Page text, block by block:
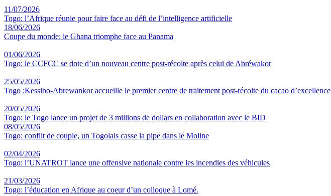
11/07/2026
Togo: l’Afrique réunie pour faire face au défi de l’intelligence artificielle
18/06/2026
Coupe du monde: le Ghana triomphe face au Panama
01/06/2026
Togo: le CCFCC se dote d’un nouveau centre post-récolte après celui de Abréwakor
25/05/2026
Togo :Kessibo-Abrewankor accueille le premier centre de traitement post-récolte du cacao d’excellence
20/05/2026
Togo: le Togo lance un projet de 3 millions de dollars en collaboration avec le BID
08/05/2026
Togo: conflit de couple, un Togolais casse la pipe dans le Moline
02/04/2026
Togo: l’UNATROT lance une offensive nationale contre les incendies des véhicules
21/03/2026
Togo: l’éducation en Afrique au coeur d’un colloque à Lomé.